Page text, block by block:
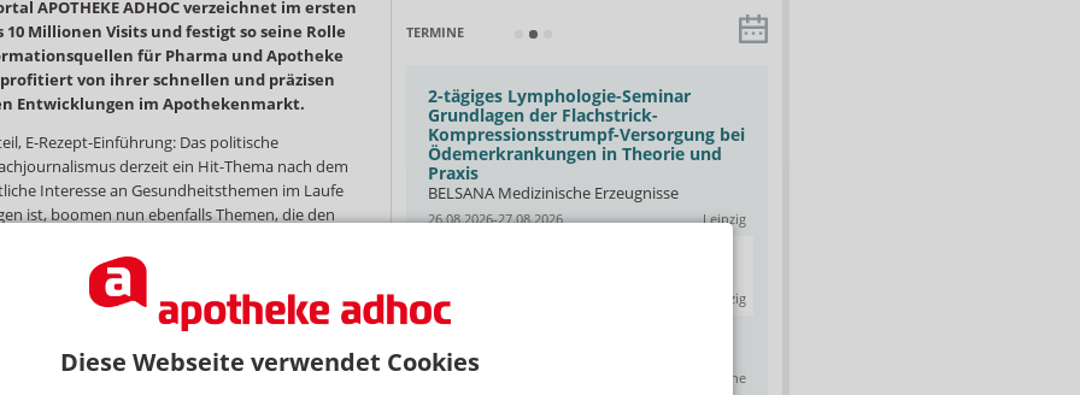
Diese Webseite verwendet Cookies
APOTHEKE ADHOC verzeichnet im ersten
Millionen Visits und festigt so seine Rolle
für Pharma und Apotheke
von ihrer schnellen und präzisen
Entwicklungen im Apothekenmarkt.
E-Rezept-Einführung: Das politische
derzeit ein Hit-Thema nach dem
Interesse an Gesundheitsthemen im Laufe
ist, boomen nun ebenfalls Themen, die den
und der Verbraucher:innen betreffen.
Berichterstattung auf APOTHEKE
Fragen – und wird mit hohen
10,1 Millionen Visits verzeichnete die Seite allein
Im Jahr 2023 waren es noch 5,3 Mio., im Jahr
Verweildauer stieg ebenfalls auf einen
Januar bis März 2024 bei durchschnittlich mehr
TERMINE
Co KG
Oldenburg
zur
GEHE
Aufbauseminar Experte für
rundgestrickte
Kompressionsstrümpfe
Compressana GmbH
Clusterkopfschmerz: Symptome und
APOTHEKE ADHOC Webinar
19.08.2026
Fresh-up: Auffrischungskurs zur
angewandten Kompressionstherapie
AKADEMIE by Alliance Healthcare & GEHE
2-tägiges Lymphologie-Seminar
Grundlagen der Flachstrick-
Kompressionsstrumpf-Versorgung bei
Ödemerkrankungen in Theorie und
Praxis
BELSANA Medizinische Erzeugnisse
26.08.2026-27.08.2026 Leipzig
29.08.2026-30.08.2026 Leipzig
Arbeitszeiterfassung in Apotheken
PHOENIX Pharmahandel GmbH & Co KG
Online